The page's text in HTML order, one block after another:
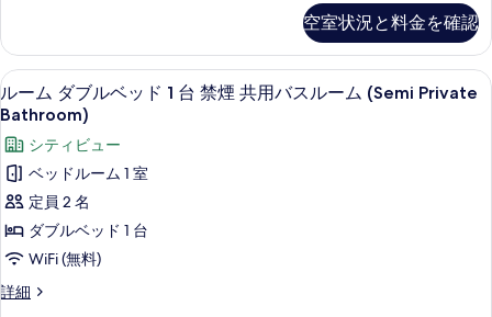
す
る
ッ
ド
1
台
禁
煙
共
用
バ
ス
ン
グ
ル
ベ
ド
台
禁
煙
用
バ
ス
空室状況と料金を確認
ル
ー
ム
ダ
ブ
ル
ベ
ッ
ルーム ダブルベッド 1 台 禁煙 共用
5
ルーム ダブルベッド 1 台 禁煙 共用バスルーム (Semi Private
Bathroom)
シティビュー
ベッドルーム 1 室
定員 2 名
ダブルベッド 1 台
WiFi (無料)
詳細
ル